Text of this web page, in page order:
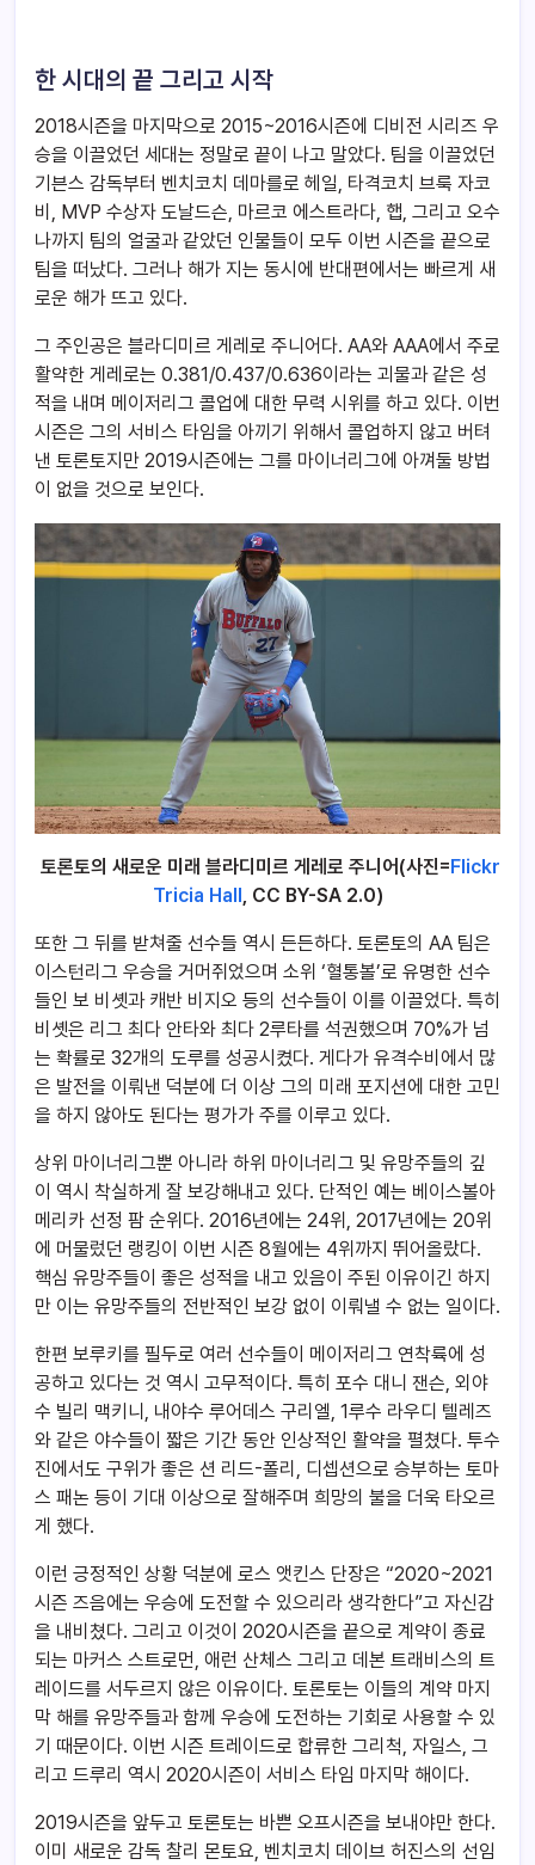
한 시대의 끝 그리고 시작
2018시즌을 마지막으로 2015~2016시즌에 디비전 시리즈 우
승을 이끌었던 세대는 정말로 끝이 나고 말았다. 팀을 이끌었던
기븐스 감독부터 벤치코치 데마를로 헤일, 타격코치 브룩 자코
비, MVP 수상자 도날드슨, 마르코 에스트라다, 햅, 그리고 오수
나까지 팀의 얼굴과 같았던 인물들이 모두 이번 시즌을 끝으로
팀을 떠났다. 그러나 해가 지는 동시에 반대편에서는 빠르게 새
로운 해가 뜨고 있다.
그 주인공은 블라디미르 게레로 주니어다. AA와 AAA에서 주로
활약한 게레로는 0.381/0.437/0.636이라는 괴물과 같은 성
적을 내며 메이저리그 콜업에 대한 무력 시위를 하고 있다. 이번
시즌은 그의 서비스 타임을 아끼기 위해서 콜업하지 않고 버텨
낸 토론토지만 2019시즌에는 그를 마이너리그에 아껴둘 방법
이 없을 것으로 보인다.
토론토의 새로운 미래 블라디미르 게레로 주니어(사진=Flickr
Tricia Hall, CC BY-SA 2.0)
또한 그 뒤를 받쳐줄 선수들 역시 든든하다. 토론토의 AA 팀은
이스턴리그 우승을 거머쥐었으며 소위 ‘혈통볼’로 유명한 선수
들인 보 비솃과 캐반 비지오 등의 선수들이 이를 이끌었다. 특히
비솃은 리그 최다 안타와 최다 2루타를 석권했으며 70%가 넘
는 확률로 32개의 도루를 성공시켰다. 게다가 유격수비에서 많
은 발전을 이뤄낸 덕분에 더 이상 그의 미래 포지션에 대한 고민
을 하지 않아도 된다는 평가가 주를 이루고 있다.
상위 마이너리그뿐 아니라 하위 마이너리그 및 유망주들의 깊
이 역시 착실하게 잘 보강해내고 있다. 단적인 예는 베이스볼아
메리카 선정 팜 순위다. 2016년에는 24위, 2017년에는 20위
에 머물렀던 랭킹이 이번 시즌 8월에는 4위까지 뛰어올랐다.
핵심 유망주들이 좋은 성적을 내고 있음이 주된 이유이긴 하지
만 이는 유망주들의 전반적인 보강 없이 이뤄낼 수 없는 일이다.
한편 보루키를 필두로 여러 선수들이 메이저리그 연착륙에 성
공하고 있다는 것 역시 고무적이다. 특히 포수 대니 잰슨, 외야
수 빌리 맥키니, 내야수 루어데스 구리엘, 1루수 라우디 텔레즈
와 같은 야수들이 짧은 기간 동안 인상적인 활약을 펼쳤다. 투수
진에서도 구위가 좋은 션 리드-폴리, 디셉션으로 승부하는 토마
스 패논 등이 기대 이상으로 잘해주며 희망의 불을 더욱 타오르
게 했다.
이런 긍정적인 상황 덕분에 로스 앳킨스 단장은 “2020~2021
시즌 즈음에는 우승에 도전할 수 있으리라 생각한다”고 자신감
을 내비쳤다. 그리고 이것이 2020시즌을 끝으로 계약이 종료
되는 마커스 스트로먼, 애런 산체스 그리고 데본 트래비스의 트
레이드를 서두르지 않은 이유이다. 토론토는 이들의 계약 마지
막 해를 유망주들과 함께 우승에 도전하는 기회로 사용할 수 있
기 때문이다. 이번 시즌 트레이드로 합류한 그리척, 자일스, 그
리고 드루리 역시 2020시즌이 서비스 타임 마지막 해이다.
2019시즌을 앞두고 토론토는 바쁜 오프시즌을 보내야만 한다.
이미 새로운 감독 찰리 몬토요, 벤치코치 데이브 허진스의 선임